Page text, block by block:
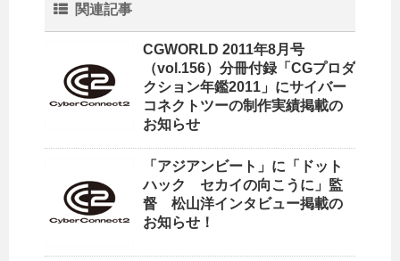
関連記事
CGWORLD 2011年8月号
（vol.156）分冊付録「CGプロダ
クション年鑑2011」にサイバー
コネクトツーの制作実績掲載の
お知らせ
「アジアンビート」に「ドット
ハック セカイの向こうに」監
督 松山洋インタビュー掲載の
お知らせ！